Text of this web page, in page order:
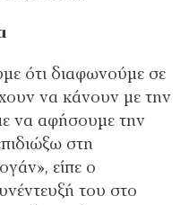
ότι διαφωνούμε σε
να κάνουν με την
να αφήσουμε την
στη
είπε ο
του στο